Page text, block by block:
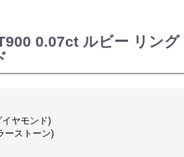
0.07ct ルビー リング
ヤモンド)
ーストーン)